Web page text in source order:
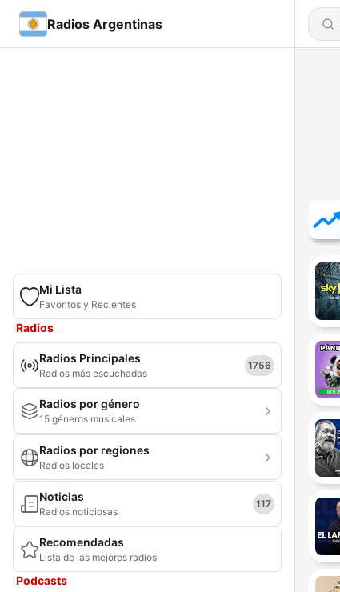
Radios Argentinas
Mi Lista
Favoritos y Recientes
Radios
Radios Principales
Radios más escuchadas
1756
Radios por género
15 géneros musicales
Radios por regiones
Radios locales
Noticias
Radios noticiosas
117
Recomendadas
Lista de las mejores radios
Podcasts